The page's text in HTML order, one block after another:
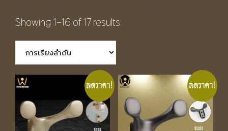
Showing 1–16 of 17 results
ลดราคา! ลดราคา!